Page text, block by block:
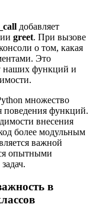
добавляет
greet. При вызове
о том, какая
Это
наших функций и
множество
поведения функций.
внесения
более модульным
важной
опытными
в